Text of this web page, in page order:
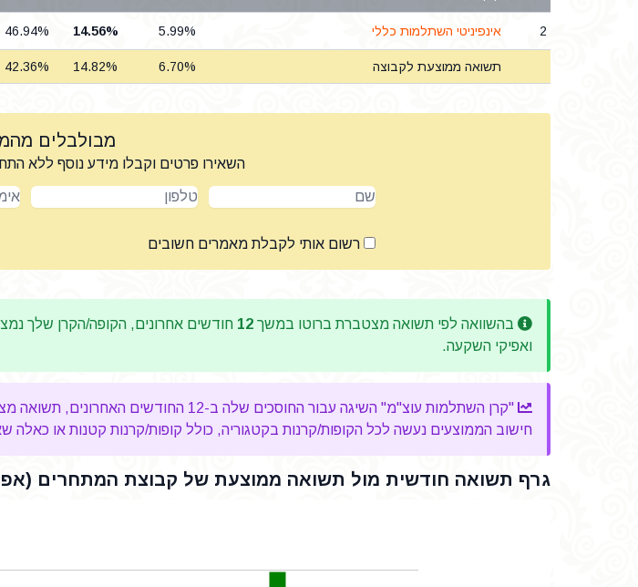
2 אינפיניטי השתלמות כללי 5.99%
14.56%
46.94%
תשואה ממוצעת לקבוצה 6.70%
14.82%
42.36%
מבולבלים
השאירו פרטים וקבלו מידע נוסף ללא
שם טלפון
רשום אותי לקבלת מאמרים חשובים
בהשוואה לפי תשואה מצטברת ברוטו במשך 12 חודשים אחרונים, הקופה/הקרן שלך
ואפיקי השקעה.
"קרן השתלמות עוצ"מ" השיגה עבור החוסכים שלה ב-12 החודשים האחרונים, תשואה מצטברת מעל לממוצע ב-
חישוב הממוצעים נעשה לכל הקופות/קרנות בקטגוריה, כולל קופות/קרנות קטנות או כאלה
גרף תשואה חודשית מול תשואה ממוצעת של קבוצת המתחרים